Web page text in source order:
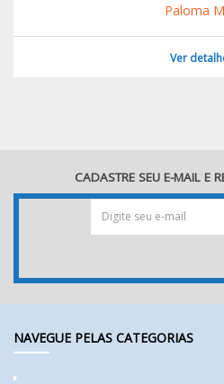
Paloma
Ver
CADASTRE SEU E-MAIL E
NAVEGUE PELAS CATEGORIAS